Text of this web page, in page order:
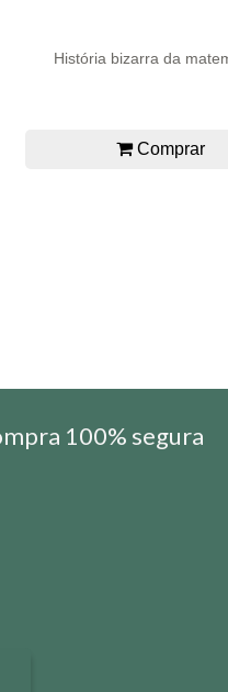
História bizarra da
Comprar
100% segura